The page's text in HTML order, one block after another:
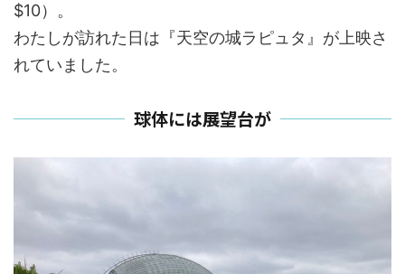
$10）。
わたしが訪れた日は『天空の城ラピュタ』が上映さ
れていました。
球体には展望台が